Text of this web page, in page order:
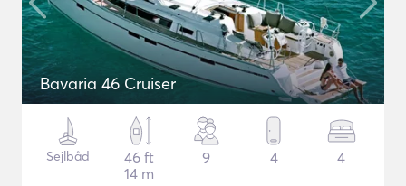
Bavaria 46 Cruiser
Sejlbåd
46 ft
14 m
9 4 4